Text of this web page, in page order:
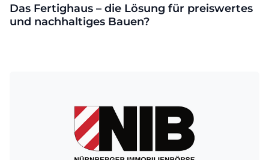
Das Fertighaus – die Lösung für preiswertes
und nachhaltiges Bauen?